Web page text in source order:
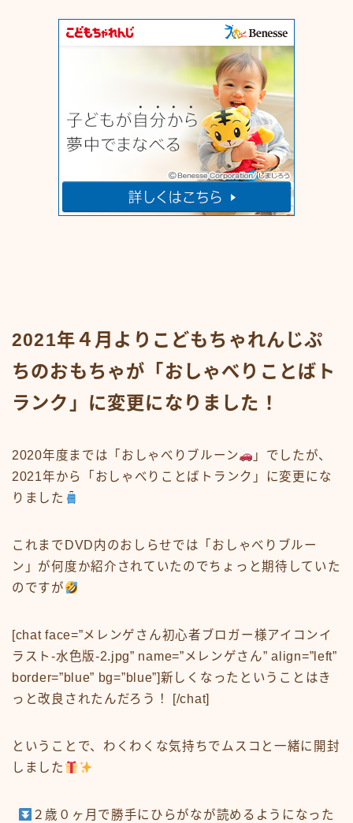
2021年４月よりこどもちゃれんじぷ
ちのおもちゃが「おしゃべりことばト
ランク」に変更になりました！
2020年度までは「おしゃべりブルーン
」でしたが、
2021年から「おしゃべりことばトランク」に変更にな
りました
これまでDVD内のおしらせでは「おしゃべりブルー
ン」が何度か紹介されていたのでちょっと期待していた
のですが
[chat face=”メレンゲさん初心者ブロガー様アイコンイ
ラスト-水色版-2.jpg” name=”メレンゲさん” align=”left”
border=”blue” bg=”blue”]新しくなったということはき
っと改良されたんだろう！ [/chat]
ということで、わくわくな気持ちでムスコと一緒に開封
しました
２歳０ヶ月で勝手にひらがなが読めるようになった